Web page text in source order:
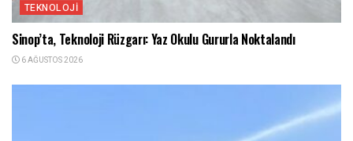
TEKNOLOJI
Sinop’ta, Teknoloji Rüzgarı: Yaz Okulu Gururla Noktalandı
6 AĞUSTOS 2026